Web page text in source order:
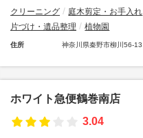
クリーニング 庭木剪定・お手入れ
片づけ・遺品整理
植物園
住所 神奈川県秦野市柳川56-13
ホワイト急便鶴巻南店
3.04